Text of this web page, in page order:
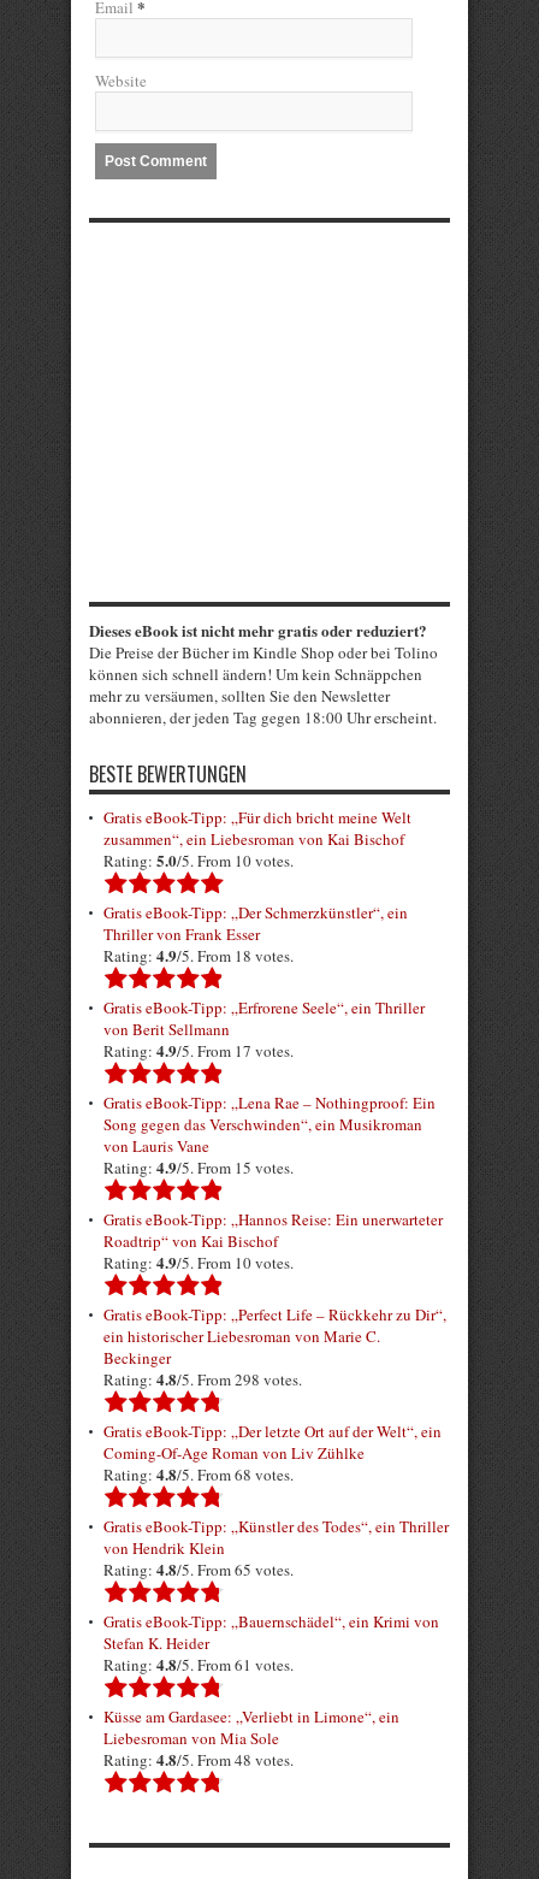
Email *
Website
Dieses eBook ist nicht mehr gratis oder reduziert?
Die Preise der Bücher im Kindle Shop oder bei Tolino
können sich schnell ändern! Um kein Schnäppchen
mehr zu versäumen, sollten Sie den Newsletter
abonnieren, der jeden Tag gegen 18:00 Uhr erscheint.
BESTE BEWERTUNGEN
Gratis eBook-Tipp: „Für dich bricht meine Welt
zusammen“, ein Liebesroman von Kai Bischof
Rating: 5.0/5. From 10 votes.
Gratis eBook-Tipp: „Der Schmerzkünstler“, ein
Thriller von Frank Esser
Rating: 4.9/5. From 18 votes.
Gratis eBook-Tipp: „Erfrorene Seele“, ein Thriller
von Berit Sellmann
Rating: 4.9/5. From 17 votes.
Gratis eBook-Tipp: „Lena Rae – Nothingproof: Ein
Song gegen das Verschwinden“, ein Musikroman
von Lauris Vane
Rating: 4.9/5. From 15 votes.
Gratis eBook-Tipp: „Hannos Reise: Ein unerwarteter
Roadtrip“ von Kai Bischof
Rating: 4.9/5. From 10 votes.
Gratis eBook-Tipp: „Perfect Life – Rückkehr zu Dir“,
ein historischer Liebesroman von Marie C.
Beckinger
Rating: 4.8/5. From 298 votes.
Gratis eBook-Tipp: „Der letzte Ort auf der Welt“, ein
Coming-Of-Age Roman von Liv Zühlke
Rating: 4.8/5. From 68 votes.
Gratis eBook-Tipp: „Künstler des Todes“, ein Thriller
von Hendrik Klein
Rating: 4.8/5. From 65 votes.
Gratis eBook-Tipp: „Bauernschädel“, ein Krimi von
Stefan K. Heider
Rating: 4.8/5. From 61 votes.
Küsse am Gardasee: „Verliebt in Limone“, ein
Liebesroman von Mia Sole
Rating: 4.8/5. From 48 votes.